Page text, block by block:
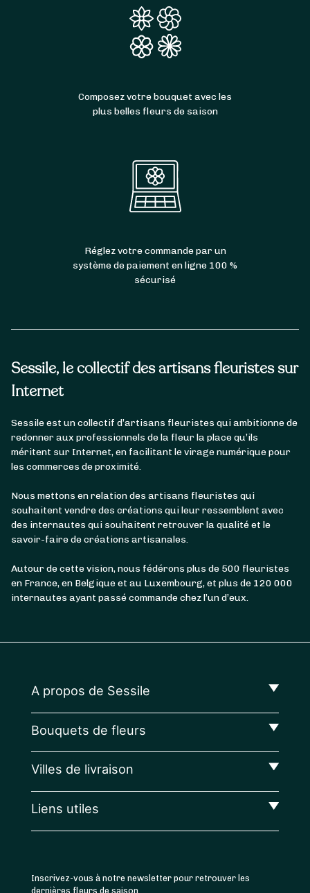
Sessile, le collectif des artisans fleuristes sur
Internet
Sessile est un collectif d’artisans fleuristes qui ambitionne de
redonner aux professionnels de la fleur la place qu’ils
méritent sur Internet, en facilitant le virage numérique pour
les commerces de proximité.
Nous mettons en relation des artisans fleuristes qui
souhaitent vendre des créations qui leur ressemblent avec
des internautes qui souhaitent retrouver la qualité et le
savoir-faire de créations artisanales.
Autour de cette vision, nous fédérons plus de 500 fleuristes
en France, en Belgique et au Luxembourg, et plus de 120 000
internautes ayant passé commande chez l’un d’eux.
Composez votre bouquet avec les
plus belles fleurs de saison
Réglez votre commande par un
système de paiement en ligne 100 %
sécurisé
A propos de Sessile
Bouquets de fleurs
Villes de livraison
Liens utiles
Inscrivez-vous à notre newsletter pour retrouver les
dernières fleurs de saison